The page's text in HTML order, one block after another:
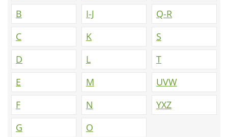
B
C
D
E
F
G
I-J
K
L
M
N
O
Q-R
S
T
UVW
YXZ